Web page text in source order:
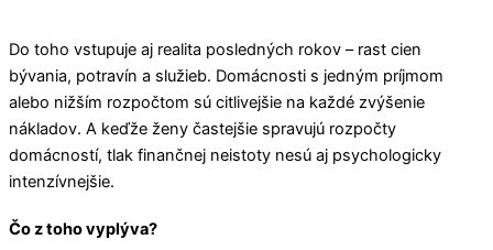
Do toho vstupuje aj realita posledných rokov – rast cien
bývania, potravín a služieb. Domácnosti s jedným príjmom
alebo nižším rozpočtom sú citlivejšie na každé zvýšenie
nákladov. A keďže ženy častejšie spravujú rozpočty
domácností, tlak finančnej neistoty nesú aj psychologicky
intenzívnejšie.
Čo z toho vyplýva?